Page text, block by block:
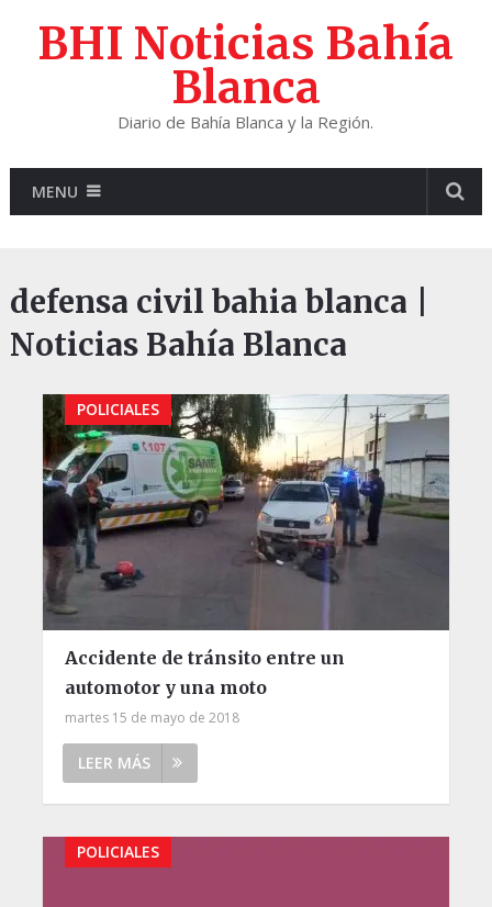
BHI Noticias Bahía
Blanca
Diario de Bahía Blanca y la Región.
MENU
defensa civil bahia blanca |
Noticias Bahía Blanca
POLICIALES
Accidente de tránsito entre un
automotor y una moto
martes 15 de mayo de 2018
LEER MÁS
POLICIALES